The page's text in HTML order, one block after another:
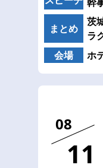
まとめ
茨
ラ
会場
ホ
08
11